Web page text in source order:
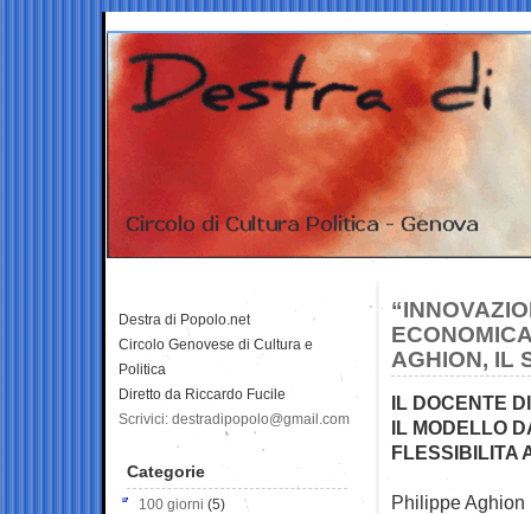
AGHION, IL
IL DOCENTE
IL MODELLO
FLESSIBILITA
Philippe Aghion
Destra di Popolo.net
Circolo Genovese di Cultura e
Politica
Diretto da Riccardo Fucile
Scrivici: destradipopolo@gmail.com
Categorie
100 giorni (5)